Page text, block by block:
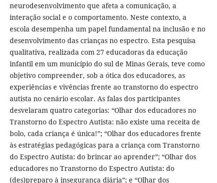
neurodesenvolvimento que afeta a comunicação, a
interação social e o comportamento. Neste contexto, a
escola desempenha um papel fundamental na inclusão e no
desenvolvimento das crianças no espectro. Esta pesquisa
qualitativa, realizada com 27 educadoras da educação
infantil em um município do sul de Minas Gerais, teve como
objetivo compreender, sob a ótica dos educadores, as
experiências e vivências frente ao transtorno do espectro
autista no cenário escolar. As falas dos participantes
desvelaram quatro categorias: “Olhar dos educadores no
Transtorno do Espectro Autista: não existe uma receita de
bolo, cada criança é única!”; “Olhar dos educadores frente
às estratégias pedagógicas para a criança com Transtorno
do Espectro Autista: do brincar ao aprender”; “Olhar dos
educadores no Transtorno do Espectro Autista: do
(des)preparo à insegurança diária”; e “Olhar dos